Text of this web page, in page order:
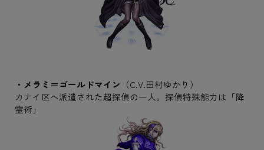
・メラミ＝ゴールドマイン （C.V.田村ゆかり）
カナイ区へ派遣された超探偵の一人。探偵特殊能力は「降
霊術」